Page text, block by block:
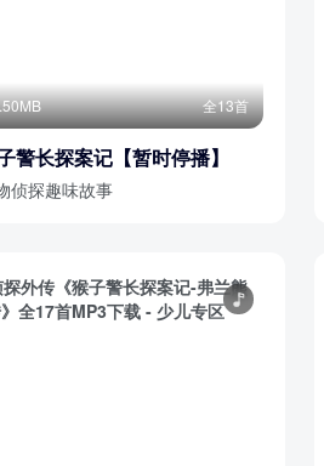
全13首
警长探案记【暂时停播】
侦探趣味故事